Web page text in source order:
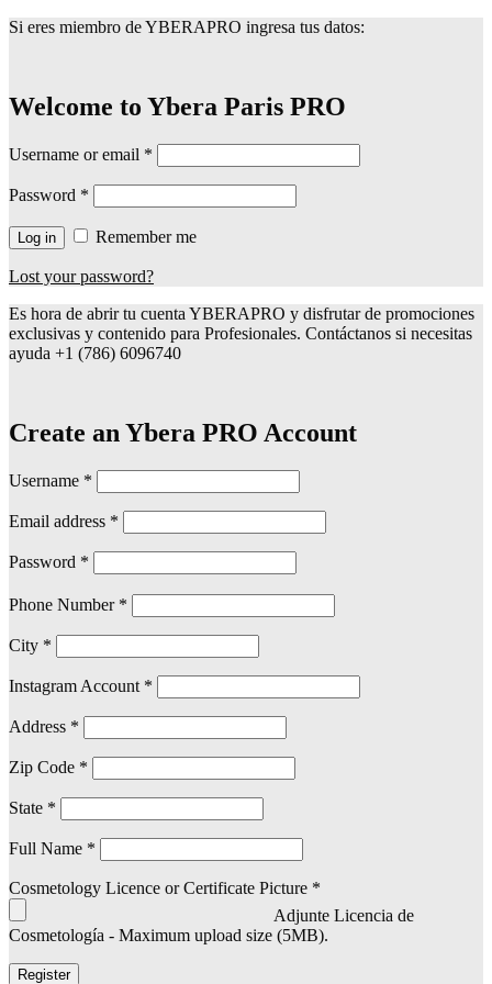
Si eres miembro de YBERAPRO ingresa tus datos:
Welcome to Ybera Paris PRO
Username or email *
Password *
Log in Remember me
Lost your password?
Es hora de abrir tu cuenta YBERAPRO y disfrutar de promociones
exclusivas y contenido para Profesionales. Contáctanos si necesitas
ayuda +1 (786) 6096740
Create an Ybera PRO Account
Username *
Email address *
Password *
Phone Number *
City *
Instagram Account *
Address *
Zip Code *
State *
Full Name *
Cosmetology Licence or Certificate Picture *
Adjunte Licencia de
Cosmetología - Maximum upload size (5MB).
Register